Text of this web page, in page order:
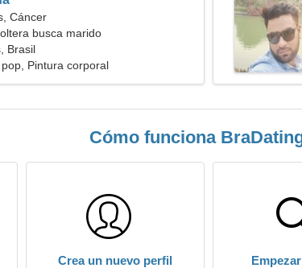
Cáncer
busca marido
Brasil
Pintura corporal
Cómo funciona
Crea un nuevo perfil